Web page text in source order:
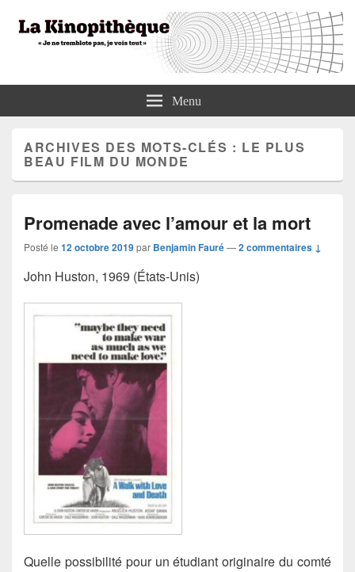
La KinopithèqueMenu
ARCHIVES DES MOTS-CLÉS : LE PLUS
BEAU FILM DU MONDE
Promenade avec l’amour et la mort
Posté le 12 octobre 2019par Benjamin Fauré—2 commentaires ↓
John Huston, 1969 (États-Unis)
Quelle possibilité pour un étudiant originaire du comté